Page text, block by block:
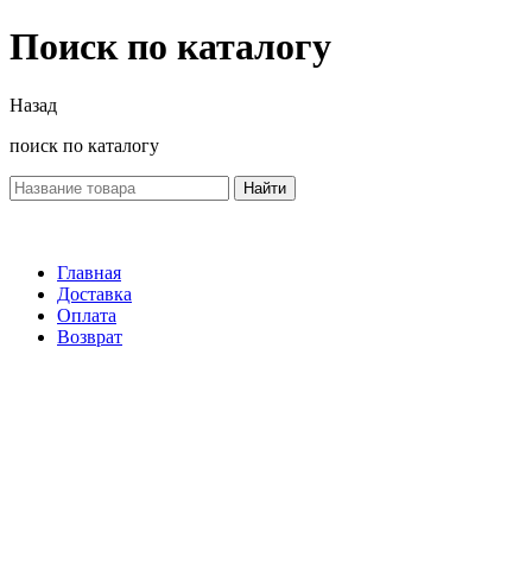
Поиск по каталогу
Назад
поиск по каталогу
Найти
Главная
Доставка
Оплата
Возврат